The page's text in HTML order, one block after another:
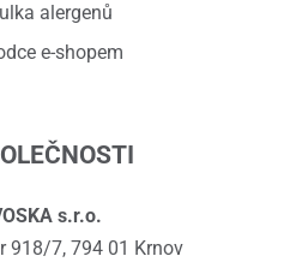
alergenů
e-shopem
s.r.o.
918/7, 794 01 Krnov